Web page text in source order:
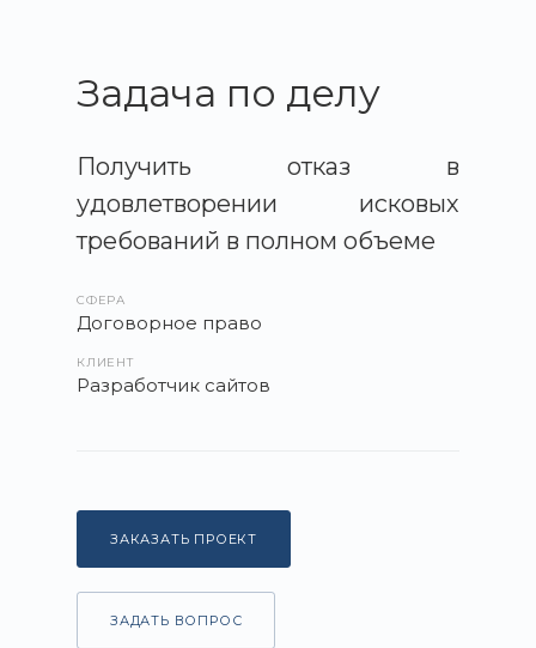
Задача по делу
Получить отказ в
удовлетворении исковых
требований в полном объеме
СФЕРА
Договорное право
КЛИЕНТ
Разработчик сайтов
ЗАКАЗАТЬ ПРОЕКТ
ЗАДАТЬ ВОПРОС